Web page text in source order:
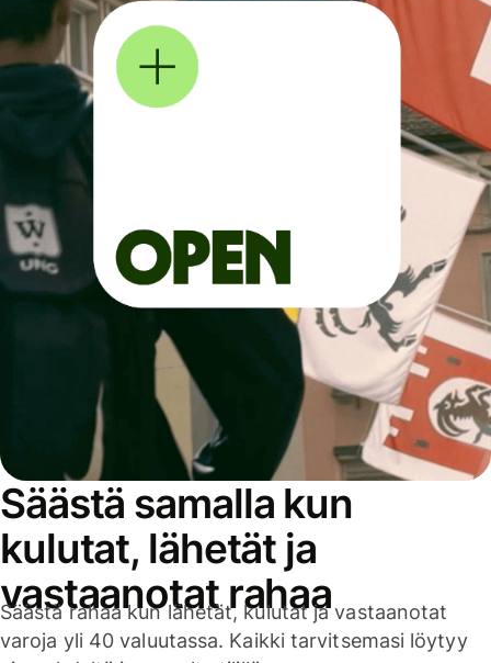
Säästä samalla kun
kulutat, lähetät ja
vastaanotat rahaa
Säästä rahaa kun lähetät, kulutat ja vastaanotat
varoja yli 40 valuutassa. Kaikki tarvitsemasi löytyy